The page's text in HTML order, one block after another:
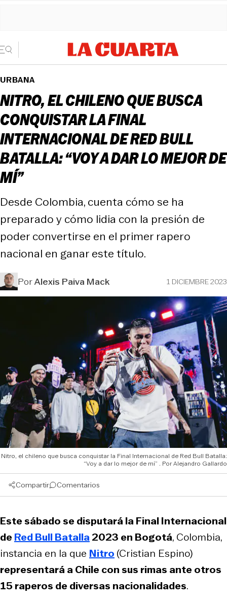
URBANA
NITRO, EL CHILENO QUE BUSCA
CONQUISTAR LA FINAL
INTERNACIONAL DE RED BULL
BATALLA: “VOY A DAR LO MEJOR DE
MÍ”
Desde Colombia, cuenta cómo se ha
preparado y cómo lidia con la presión de
poder convertirse en el primer rapero
nacional en ganar este título.
PorAlexis Paiva Mack 1 DICIEMBRE 2023
Nitro, el chileno que busca conquistar la Final Internacional de Red Bull Batalla:
“Voy a dar lo mejor de mí”
Alejandro Gallardo
Compartir Comentarios
Este sábado se disputará la Final Internacional
deRed Bull Batalla2023 en Bogotá, Colombia,
instancia en la que Nitro (Cristian Espino)
representará a Chile con sus rimas ante otros
15 raperos de diversas nacionalidades.